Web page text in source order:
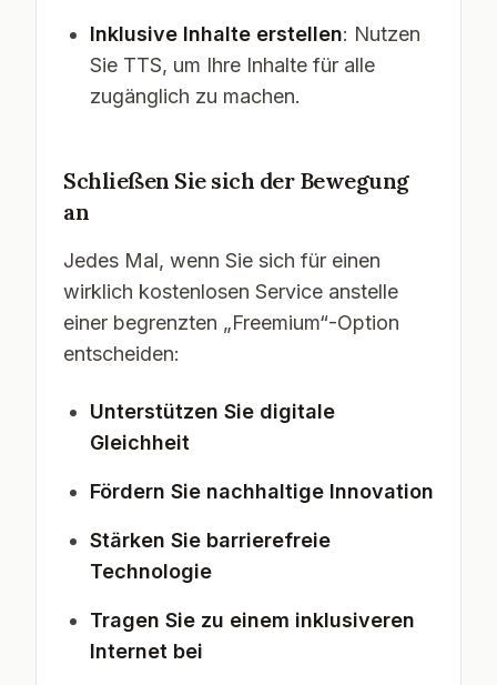
Inklusive Inhalte erstellen: Nutzen
Sie TTS, um Ihre Inhalte für alle
zugänglich zu machen.
Schließen Sie sich der Bewegung
an
Jedes Mal, wenn Sie sich für einen
wirklich kostenlosen Service anstelle
einer begrenzten „Freemium“-Option
entscheiden:
Unterstützen Sie digitale
Gleichheit
Fördern Sie nachhaltige Innovation
Stärken Sie barrierefreie
Technologie
Tragen Sie zu einem inklusiveren
Internet bei